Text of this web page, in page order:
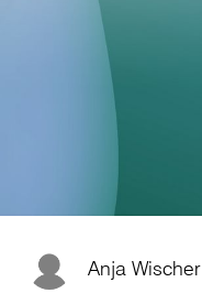
Anja Wischer